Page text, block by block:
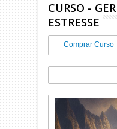
CURSO -
ESTRESSE
Comprar Curso